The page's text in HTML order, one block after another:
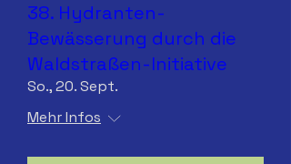
38. Hydranten-
Bewässerung durch die
Waldstraßen-Initiative
So., 20. Sept.
Mehr Infos